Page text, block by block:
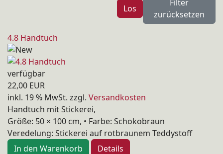
Filter
zurücksetzen
4.8 Handtuch
verfügbar
22,00 EUR
inkl. 19 % MwSt. zzgl. Versandkosten
Handtuch mit Stickerei,
Größe: 50 × 100 cm, • Farbe: Schokobraun
Veredelung: Stickerei auf rotbraunem Teddystoff
In den Warenkorb
Details